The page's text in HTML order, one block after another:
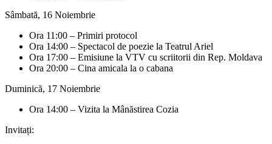
Sâmbată, 16 Noiembrie
Ora 11:00 – Primiri protocol
Ora 14:00 – Spectacol de poezie la Teatrul Ariel
Ora 17:00 – Emisiune la VTV cu scriitorii din Rep. Moldava
Ora 20:00 – Cina amicala la o cabana
Duminică, 17 Noiembrie
Ora 14:00 – Vizita la Mânăstirea Cozia
Invitați: